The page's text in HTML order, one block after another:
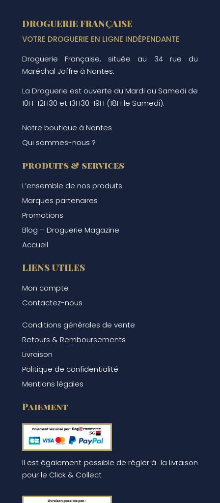
DROGUERIE FRANÇAISE
VOTRE DROGUERIE EN LIGNE INDÉPENDANTE
Droguerie Française, située au 34 rue du
Maréchal Joffre à Nantes.
La Droguerie est ouverte du Mardi au Samedi de
10H-12H30 et 13H30-19H (18H le Samedi).
Notre boutique à Nantes
Qui sommes-nous ?
produits & services
L’ensemble de nos produits
Marques partenaires
Promotions
Blog – Droguerie Magazine
Accueil
LIENS UTILES
Mon compte
Contactez-nous
Conditions générales de vente
Retours & Remboursements
Livraison
Politique de confidentialité
Mentions légales
Paiement
Il est également possible de régler à la livraison
pour le Click & Collect